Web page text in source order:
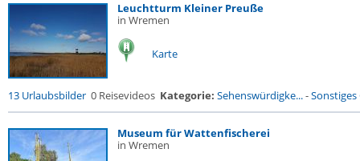
Leuchtturm Kleiner Preuße
in Wremen
Karte
13 Urlaubsbilder 0 Reisevideos Kategorie: Sehenswürdigke...-
Museum für Wattenfischerei
in Wremen